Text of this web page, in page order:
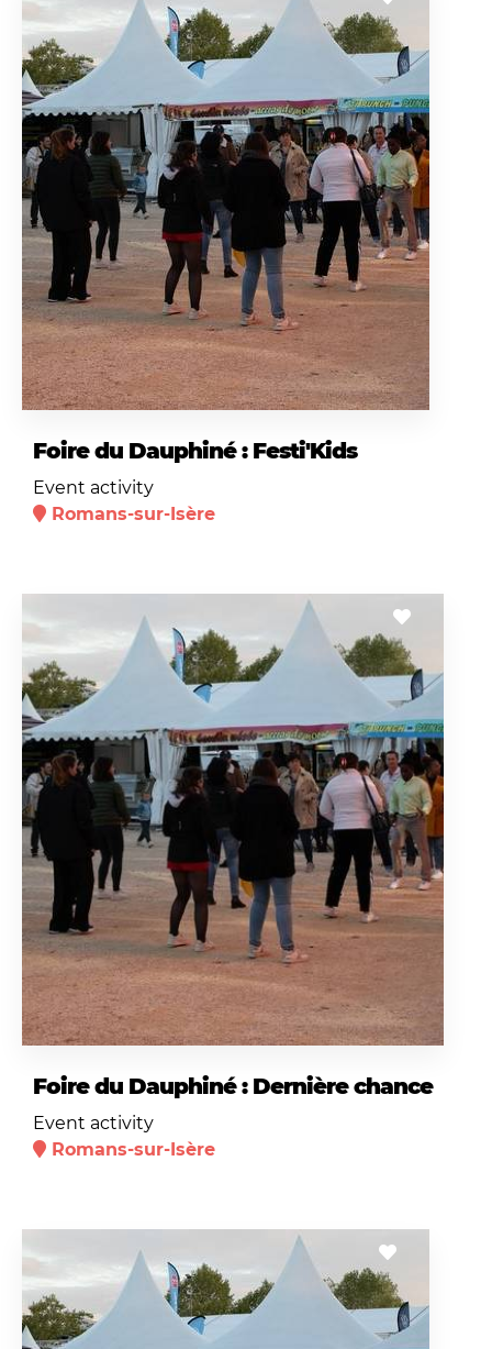
Foire du Dauphiné : Festi'Kids
Event activity
Romans-sur-Isère
Foire du Dauphiné : Dernière chance
Event activity
Romans-sur-Isère